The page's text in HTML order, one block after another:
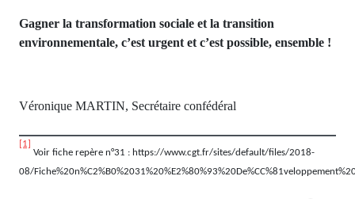
Gagner la transformation sociale et la transition
environnementale, c’est urgent et c’est possible, ensemble !
Véronique MARTIN, Secrétaire confédéral
[1]
Voir fiche repère n°31 : https://www.cgt.fr/sites/default/files/2018-
08/